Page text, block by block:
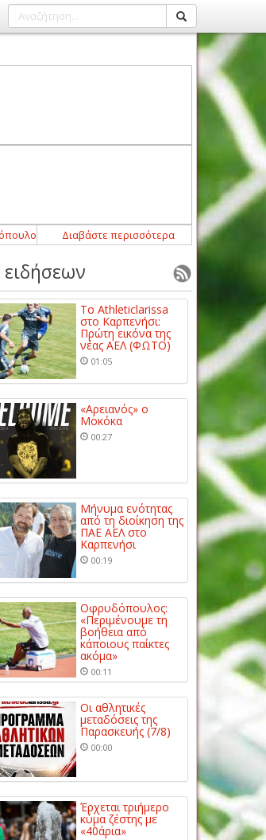
«Περιμένουμε τη βοήθεια από κάποιους παίκτες
Διαβάστε περισσότερα
Το Athleticlarissa
στο Καρπενήσι:
Πρώτη εικόνα της
νέας ΑΕΛ (ΦΩΤΟ)
01:05
«Αρειανός» ο
Μοκόκα
00:27
Μήνυμα ενότητας
από τη διοίκηση της
ΠΑΕ ΑΕΛ στο
Καρπενήσι
00:19
Οφρυδόπουλος:
«Περιμένουμε τη
βοήθεια από
κάποιους παίκτες
ακόμα»
00:11
Οι αθλητικές
μεταδόσεις της
Παρασκευής (7/8)
00:00
Έρχεται τριήμερο
κύμα ζέστης με
«40άρια»